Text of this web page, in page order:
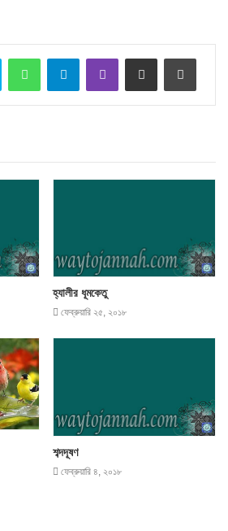
Skype WhatsAppTelegramViber Share via Email Print
হ্যালীর ধূমকেতু
ফেব্রুয়ারি ২৫, ২০১৮
শব্দদূষণ
ফেব্রুয়ারি ৪, ২০১৮